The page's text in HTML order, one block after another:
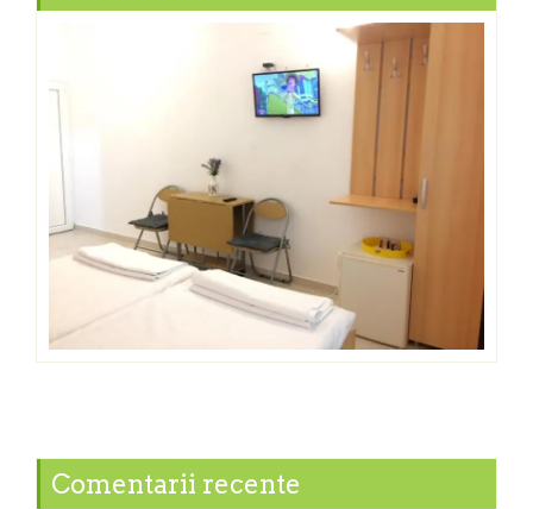
Comentarii recente